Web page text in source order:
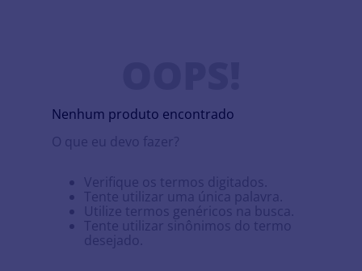
Nenhum produto encontrado
O que eu devo fazer?
Verifique os termos digitados.
Tente utilizar uma única palavra.
Utilize termos genéricos na busca.
Tente utilizar sinônimos do termo
desejado.